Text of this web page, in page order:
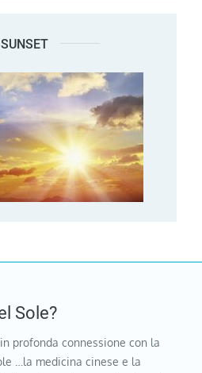
SUNSET
Sole?
profonda connessione con la
…la medicina cinese e la